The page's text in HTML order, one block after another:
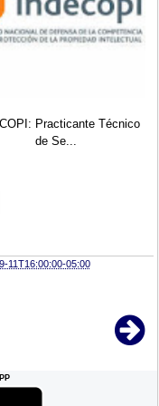
Practicante Técnico
de Se...
11T16:00:00-05:00